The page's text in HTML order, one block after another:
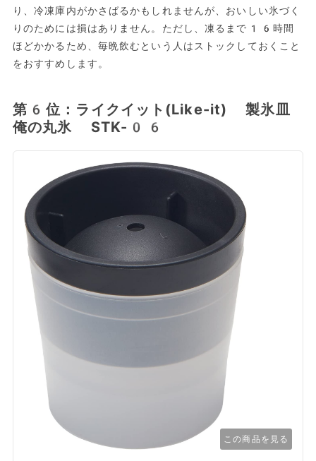
り、冷凍庫内がかさばるかもしれませんが、おいしい氷づく
りのためには損はありません。ただし、凍るまで16時間
ほどかかるため、毎晩飲むという人はストックしておくこと
をおすすめします。
第6位：ライクイット(Like-it) 製氷皿
俺の丸氷 STK-06
この商品を見る